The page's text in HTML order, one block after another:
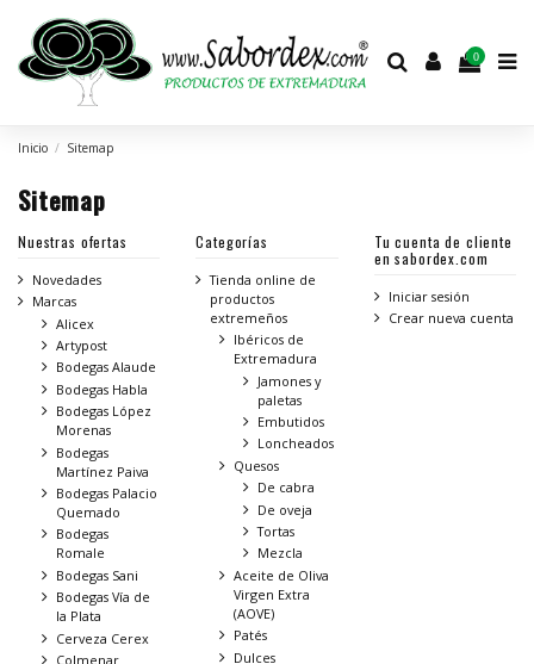
0
Inicio Sitemap
Sitemap
Nuestras ofertas
Novedades
Marcas
Alicex
Artypost
Bodegas Alaude
Bodegas Habla
Bodegas López
Morenas
Bodegas
Martínez Paiva
Bodegas Palacio
Quemado
Bodegas
Romale
Bodegas Sani
Bodegas Vía de
la Plata
Cerveza Cerex
Colmenar
Categorías
Tienda online de
productos
extremeños
Ibéricos de
Extremadura
Jamones y
paletas
Embutidos
Loncheados
Quesos
De cabra
De oveja
Tortas
Mezcla
Aceite de Oliva
Virgen Extra
(AOVE)
Patés
Dulces
Tu cuenta de cliente
en sabordex.com
Iniciar sesión
Crear nueva cuenta